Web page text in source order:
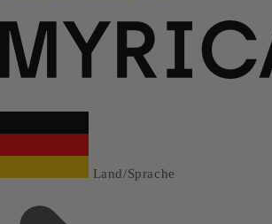
Land/Sprache